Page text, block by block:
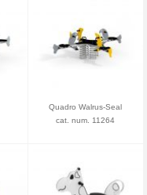
Quadro Walrus-Seal
cat. num. 11264